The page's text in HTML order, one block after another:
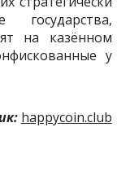
на казённом
у
happycoin.club